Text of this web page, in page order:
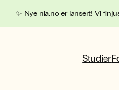
✨ Nye nla.no er lansert! Vi
Studier